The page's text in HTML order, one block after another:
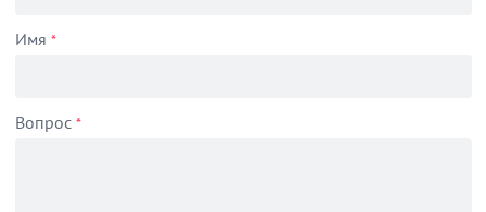
Имя *
Вопрос *